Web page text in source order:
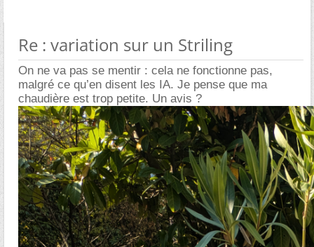
Re : variation sur un Striling
On ne va pas se mentir : cela ne fonctionne pas,
malgré ce qu’en disent les IA. Je pense que ma
chaudière est trop petite. Un avis ?